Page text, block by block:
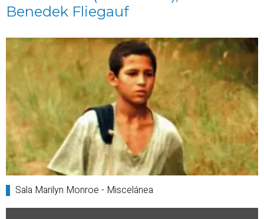
Benedek Fliegauf
Sala Marilyn Monroe - Miscelánea